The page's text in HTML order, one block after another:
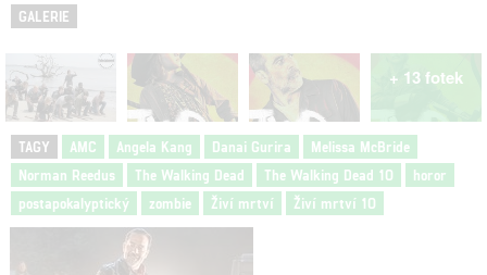
GALERIE
+ 13 fotek
TAGY AMC Angela Kang Danai Gurira
Melissa McBride
Norman Reedus
The Walking Dead The Walking Dead 10
horor
postapokalyptický
zombie Živí mrtví Živí mrtví 10